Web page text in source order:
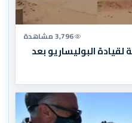
3,796 مشاهدة
البوليساريو بعد